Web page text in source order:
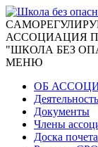
АССОЦИАЦИЯ
"ШКОЛА БЕЗ
МЕНЮ
ОБ
Деятельность
Документы
Члены
Доска почета